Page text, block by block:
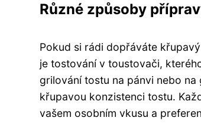
Různé způsoby
Pokud si rádi dopřáváte
je tostování v toustovači,
grilování tostu na pánvi nebo
křupavou konzistenci tostu.
vašem osobním vkusu a